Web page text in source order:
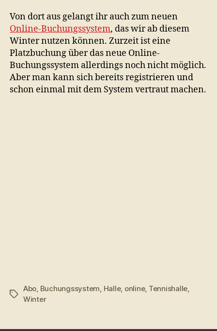
Von dort aus gelangt ihr auch zum neuen
Online-Buchungssystem, das wir ab diesem
Winter nutzen können. Zurzeit ist eine
Platzbuchung über das neue Online-
Buchungssystem allerdings noch nicht möglich.
Aber man kann sich bereits registrieren und
schon einmal mit dem System vertraut machen.
Schlagwörter
Abo, Buchungssystem, Halle, online, Tennishalle,
Winter